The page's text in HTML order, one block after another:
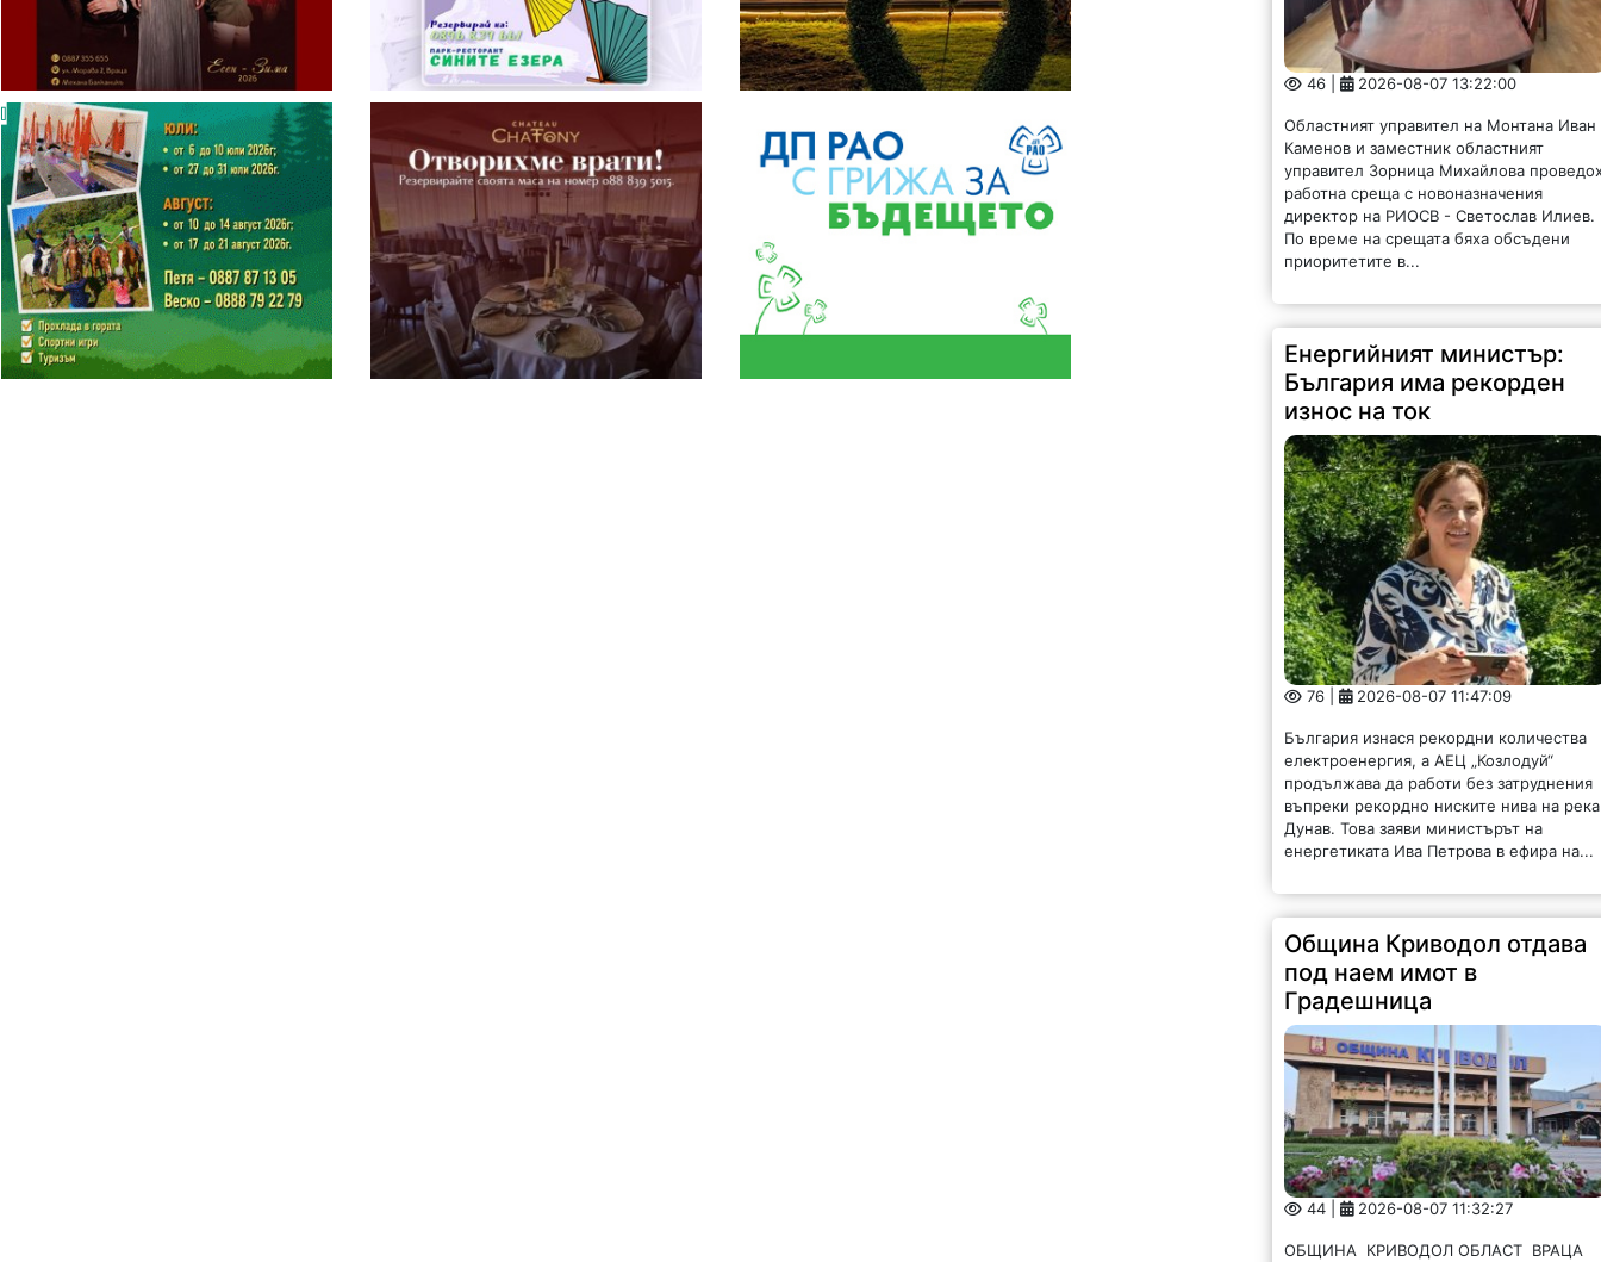
46 | 2026-08-07 13:22:00
Областният управител на Монтана Иван
Каменов и заместник областният
управител Зорница Михайлова
работна среща с новоназначения
директор на РИОСВ - Светослав Илиев.
По време на срещата бяха обсъдени
приоритетите в...
Енергийният министър:
България има рекорден
износ на ток
76 | 2026-08-07 11:47:09
България изнася рекордни количества
електроенергия, а АЕЦ „Козлодуй“
продължава да работи без затруднения
въпреки рекордно ниските нива на река
Дунав. Това заяви министърът на
енергетиката Ива Петрова в ефира на...
Община Криводол отдава
под наем имот в
Градешница
44 | 2026-08-07 11:32:27
ОБЩИНА КРИВОДОЛ ОБЛАСТ ВРАЦА